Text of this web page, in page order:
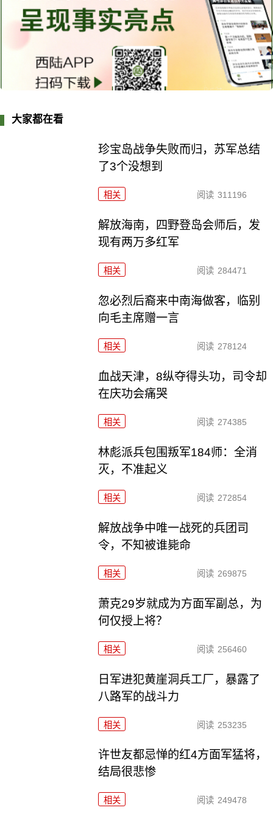
大家都在看
珍宝岛战争失败而归，苏军总结
了3个没想到
相关 阅读 311196
解放海南，四野登岛会师后，发
现有两万多红军
相关 阅读 284471
忽必烈后裔来中南海做客，临别
向毛主席赠一言
相关 阅读 278124
血战天津，8纵夺得头功，司令却
在庆功会痛哭
相关 阅读 274385
林彪派兵包围叛军184师：全消
灭，不准起义
相关 阅读 272854
解放战争中唯一战死的兵团司
令，不知被谁毙命
相关 阅读 269875
萧克29岁就成为方面军副总，为
何仅授上将？
相关 阅读 256460
日军进犯黄崖洞兵工厂，暴露了
八路军的战斗力
相关 阅读 253235
许世友都忌惮的红4方面军猛将，
结局很悲惨
相关 阅读 249478